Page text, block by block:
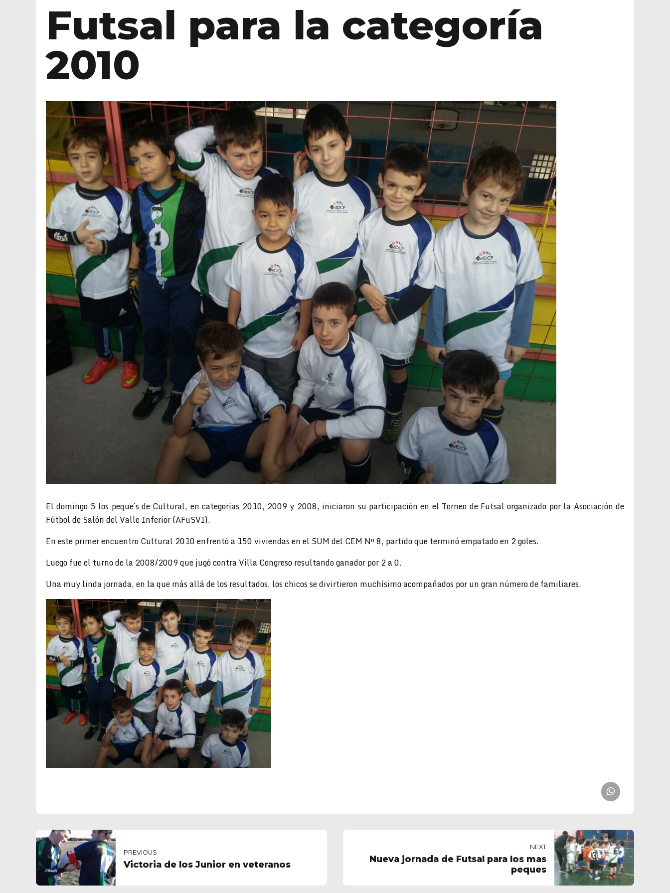
Futsal para la categoría
2010
El domingo 5 los peque´s de Cultural, en categorías 2010, 2009 y 2008, iniciaron su participación en el Torneo de Futsal organizado por la Asociación de
Fútbol de Salón del Valle Inferior (AFuSVI).
En este primer encuentro Cultural 2010 enfrentó a 150 viviendas en el SUM del CEM Nº 8, partido que terminó empatado en 2 goles.
Luego fue el turno de la 2008/2009 que jugó contra Villa Congreso resultando ganador por 2 a 0.
Una muy linda jornada, en la que más allá de los resultados, los chicos se divirtieron muchísimo acompañados por un gran número de familiares.
PREVIOUS
Victoria de los Junior en veteranos
NEXT
Nueva jornada de Futsal para los mas
peques